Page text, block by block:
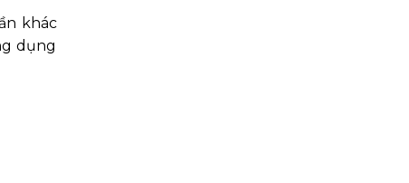
khác
dụng